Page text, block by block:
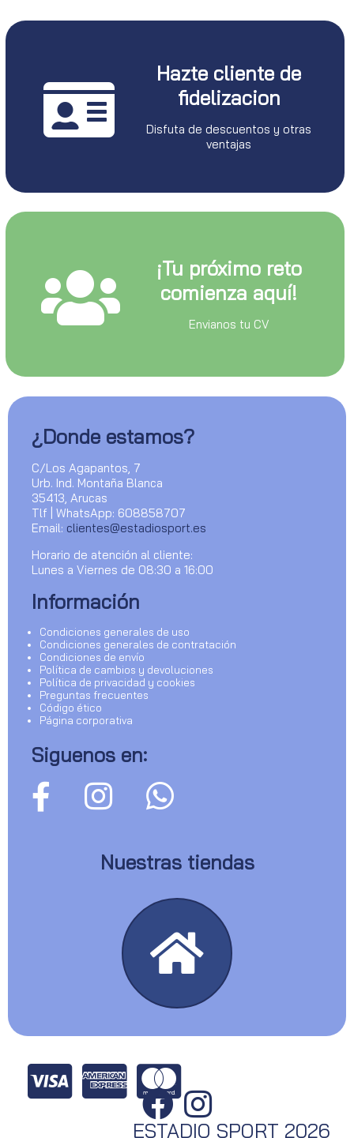
Hazte cliente de
fidelizacion
Disfuta de descuentos y otras
ventajas
¡Tu próximo reto
comienza aquí!
Envianos tu CV
¿Donde estamos?
C/Los Agapantos, 7
Urb. Ind. Montaña Blanca
35413, Arucas
Tlf | WhatsApp: 608858707
Email: clientes@estadiosport.es
Horario de atención al cliente:
Lunes a Viernes de 08:30 a 16:00
Información
Condiciones generales de uso
Condiciones generales de contratación
Condiciones de envío
Política de cambios y devoluciones
Política de privacidad y cookies
Preguntas frecuentes
Código ético
Página corporativa
Siguenos en:
Nuestras tiendas
ESTADIO SPORT 2026